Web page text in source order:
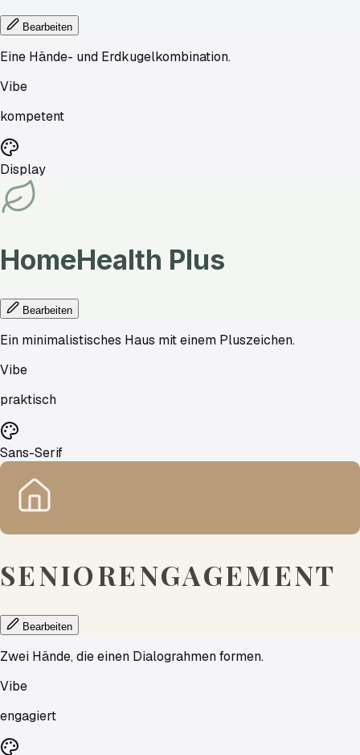
Bearbeiten
Eine Hände- und Erdkugelkombination.
Vibe
kompetent
Display
HomeHealth Plus
Bearbeiten
Ein minimalistisches Haus mit einem Pluszeichen.
Vibe
praktisch
Sans-Serif
SENIORENGAGEMENT
Bearbeiten
Zwei Hände, die einen Dialograhmen formen.
Vibe
engagiert